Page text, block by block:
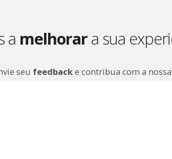
a melhorara sua
seu feedbacke contribua com a nossa